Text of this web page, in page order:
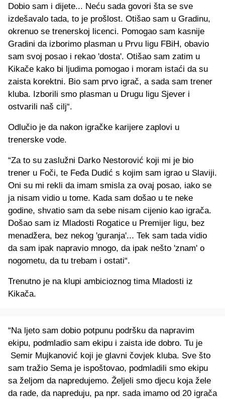
Dobio sam i dijete... Neću sada govori šta se sve
izdešavalo tada, to je prošlost. Otišao sam u Gradinu,
okrenuo se trenerskoj licenci. Pomogao sam kasnije
Gradini da izborimo plasman u Prvu ligu FBiH, obavio
sam svoj posao i rekao 'dosta'. Otišao sam zatim u
Kikače kako bi ljudima pomogao i moram istaći da su
zaista korektni. Bio sam prvo igrač, a sada sam trener
kluba. Izborili smo plasman u Drugu ligu Sjever i
ostvarili naš cilj“.
Odlučio je da nakon igračke karijere zaplovi u
trenerske vode.
“Za to su zaslužni Darko Nestorović koji mi je bio
trener u Foči, te Feđa Dudić s kojim sam igrao u Slaviji.
Oni su mi rekli da imam smisla za ovaj posao, iako se
ja nisam vidio u tome. Kada sam došao u te neke
godine, shvatio sam da sebe nisam cijenio kao igrača.
Došao sam iz Mladosti Rogatice u Premijer ligu, bez
menadžera, bez nekog 'guranja'... Tek sam tada vidio
da sam ipak napravio mnogo, da ipak nešto 'znam' o
nogometu, da tu trebam i ostati“.
Trenutno je na klupi ambicioznog tima Mladosti iz
Kikača.
“Na ljeto sam dobio potpunu podršku da napravim
ekipu, podmladio sam ekipu i zaista ide dobro. Tu je
Semir Mujkanović koji je glavni čovjek kluba. Sve što
sam tražio Sema je ispoštovao, podmladili smo ekipu
sa željom da napredujemo. Željeli smo djecu koja žele
da rade, da napreduju, pa npr. sada imamo od 20 igrača